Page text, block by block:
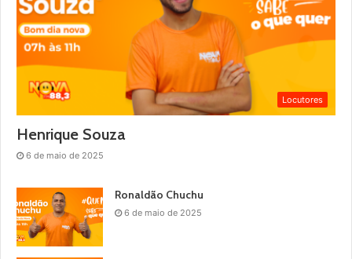
Locutores
Henrique Souza
6 de maio de 2025
Ronaldão Chuchu
6 de maio de 2025